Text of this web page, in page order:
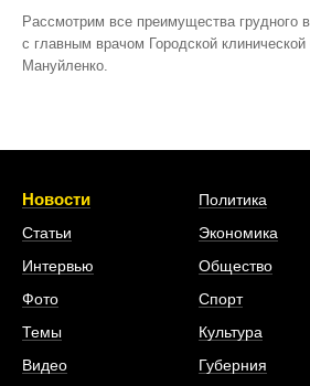
Рассмотрим все преимущества грудного
с главным врачом Городской
Мануйленко.
Новости
Статьи
Интервью
Фото
Темы
Видео
Политика
Экономика
Общество
Спорт
Культура
Губерния